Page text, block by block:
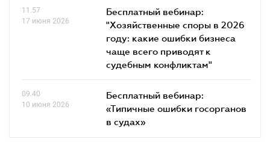
11.57
17 июня 2026
Бесплатный вебинар:
"Хозяйственные споры в 2026
году: какие ошибки бизнеса
чаще всего приводят к
судебным конфликтам"
09.40
10 июня 2026
Бесплатный вебинар:
«Типичные ошибки госорганов
в судах»